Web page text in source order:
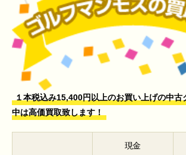
１本税込み15,400円以上のお買い上げの中古
中は高価買取致します！
現金